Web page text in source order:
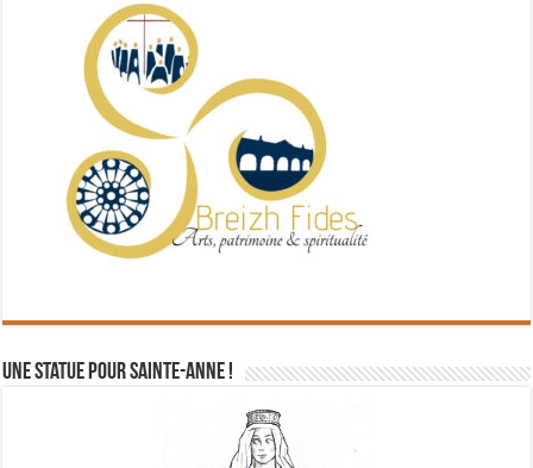
Une statue pour Sainte-Anne !